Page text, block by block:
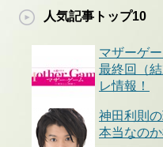
人気記事トップ10
マザーゲ
最終回（
レ情報！
神田利則
本当なの